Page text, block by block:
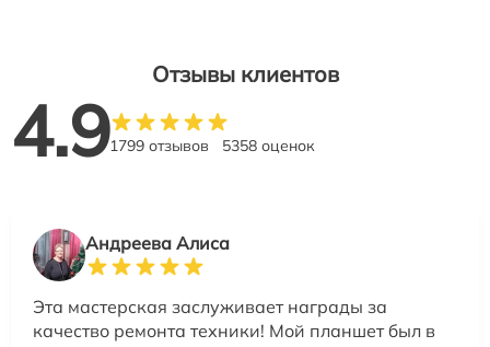
Отзывы клиентов
4.91799 отзывов 5358 оценок
Андреева Алиса
Эта мастерская заслуживает награды за
качество ремонта техники! Мой планшет был в